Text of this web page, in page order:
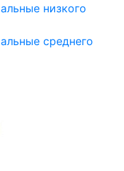
низкого
среднего